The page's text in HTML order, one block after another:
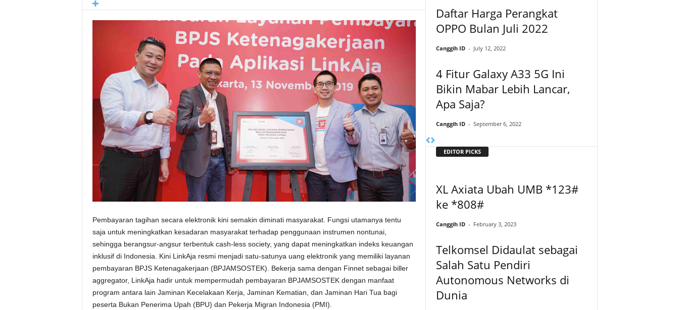
Pembayaran tagihan secara elektronik kini semakin diminati masyarakat. Fungsi utamanya tentu
saja untuk meningkatkan kesadaran masyarakat terhadap penggunaan instrumen nontunai,
sehingga berangsur-angsur terbentuk cash-less society, yang dapat meningkatkan indeks keuangan
inklusif di Indonesia. Kini LinkAja resmi menjadi satu-satunya uang elektronik yang memiliki layanan
pembayaran BPJS Ketenagakerjaan (BPJAMSOSTEK). Bekerja sama dengan Finnet sebagai biller
aggregator, LinkAja hadir untuk mempermudah pembayaran BPJAMSOSTEK dengan manfaat
program antara lain Jaminan Kecelakaan Kerja, Jaminan Kematian, dan Jaminan Hari Tua bagi
peserta Bukan Penerima Upah (BPU) dan Pekerja Migran Indonesia (PMI).
Daftar Harga Perangkat
OPPO Bulan Juli 2022
Canggih ID - July 12, 2022
4 Fitur Galaxy A33 5G Ini
Bikin Mabar Lebih Lancar,
Apa Saja?
Canggih ID - September 6, 2022
EDITOR PICKS
XL Axiata Ubah UMB *123#
ke *808#
Canggih ID - February 3, 2023
Telkomsel Didaulat sebagai
Salah Satu Pendiri
Autonomous Networks di
Dunia